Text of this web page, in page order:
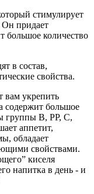
стимулирует
придает
большое количество
в состав,
свойства.
вам укрепить
содержит большое
группы B, PP, C,
аппетит,
обладает
свойствами.
киселя
напитка в день - и